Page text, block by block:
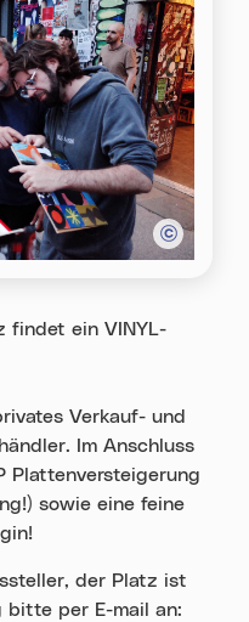
findet ein VINYL-
Verkauf- und
Im Anschluss
Plattenversteigerung
sowie eine feine
der Platz ist
bitte per E-mail an: